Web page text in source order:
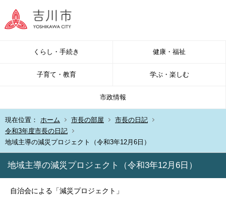
くらし・手続き 健康・福祉
子育て・教育 学ぶ・楽しむ
市政情報
現在位置： ホーム 市長の部屋
市長の日記
令和3年度市長の日記
地域主導の減災プロジェクト（令和3年12月6日）
地域主導の減災プロジェクト（令和3年12月6日）
自治会による「減災プロジェクト」